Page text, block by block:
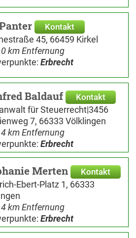
Kontakt
45, 66459 Kirkel
km Entfernung
Erbrecht
Baldauf Kontakt
für Steuerrecht|3456
7, 66333 Völklingen
km Entfernung
Erbrecht
Merten Kontakt
Ebert-Platz 1, 66333
km Entfernung
Erbrecht